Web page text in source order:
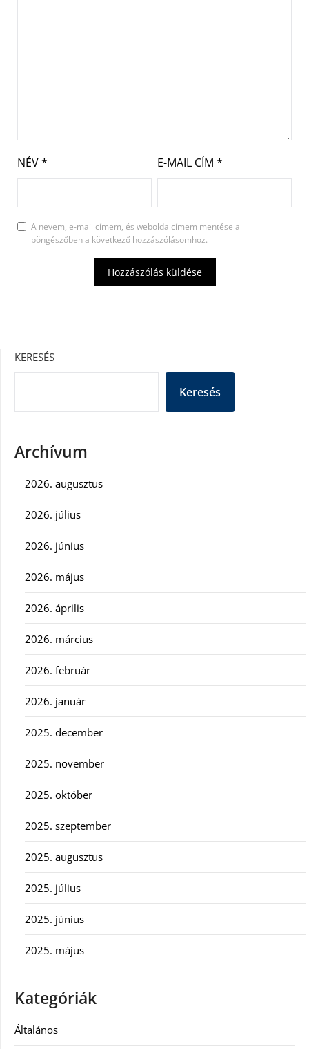
NÉV* E-MAIL CÍM *
A nevem, e-mail címem, és weboldalcímem mentése a
böngészőben a következő hozzászólásomhoz.
KERESÉS
Keresés
Archívum
2026. augusztus
2026. július
2026. június
2026. május
2026. április
2026. március
2026. február
2026. január
2025. december
2025. november
2025. október
2025. szeptember
2025. augusztus
2025. július
2025. június
2025. május
Kategóriák
Általános